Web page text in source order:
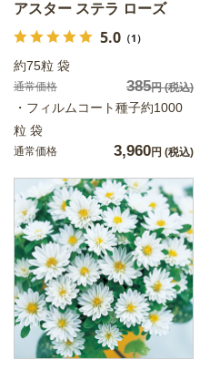
アスター ステラ ローズ
5.0（1）
約75粒 袋
通常価格 385円(税込)
・フィルムコート種子約1000
粒 袋
通常価格 3,960円 (税込)